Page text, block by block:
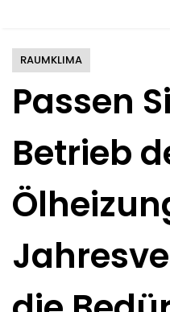
Passen
Betrieb
RAUMKLIMA